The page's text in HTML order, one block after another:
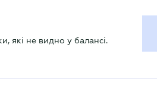
які не видно у балансі.